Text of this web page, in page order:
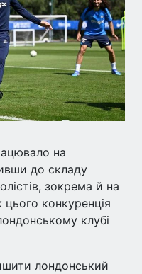
на
до складу
зокрема й на
конкуренція
клубі
лондонський